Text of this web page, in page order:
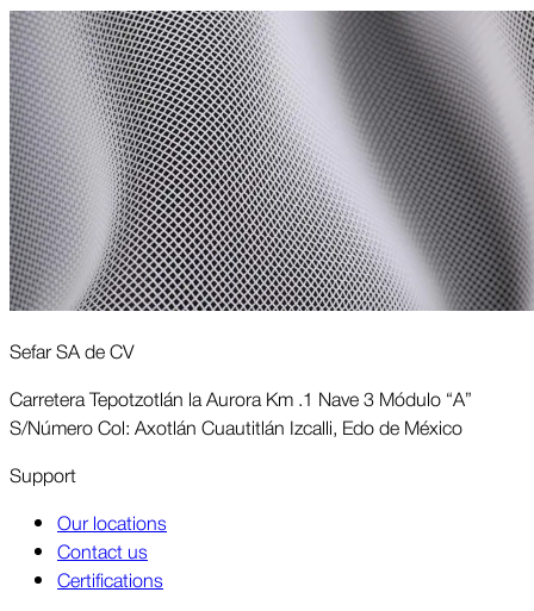
Sefar SA de CV
Carretera Tepotzotlán la Aurora Km .1 Nave 3 Módulo “A”
S/Número Col: Axotlán Cuautitlán Izcalli, Edo de México
Support
Our locations
Contact us
Certifications